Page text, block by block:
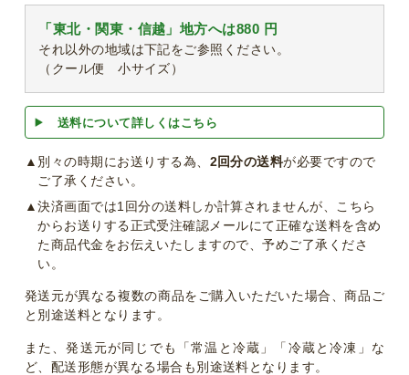
「東北・関東・信越」地方へは880 円
それ以外の地域は下記をご参照ください。
（クール便 小サイズ）
送料について詳しくはこちら
▲別々の時期にお送りする為、 2回分の送料が必要ですので
ご了承ください。
▲決済画面では1回分の送料しか計算されませんが、こちら
からお送りする正式受注確認メールにて正確な送料を含め
た商品代金をお伝えいたしますので、予めご了承くださ
い。
発送元が異なる複数の商品をご購入いただいた場合、商品ご
と別途送料となります。
また、発送元が同じでも「常温と冷蔵」「冷蔵と冷凍」な
ど、配送形態が異なる場合も別途送料となります。